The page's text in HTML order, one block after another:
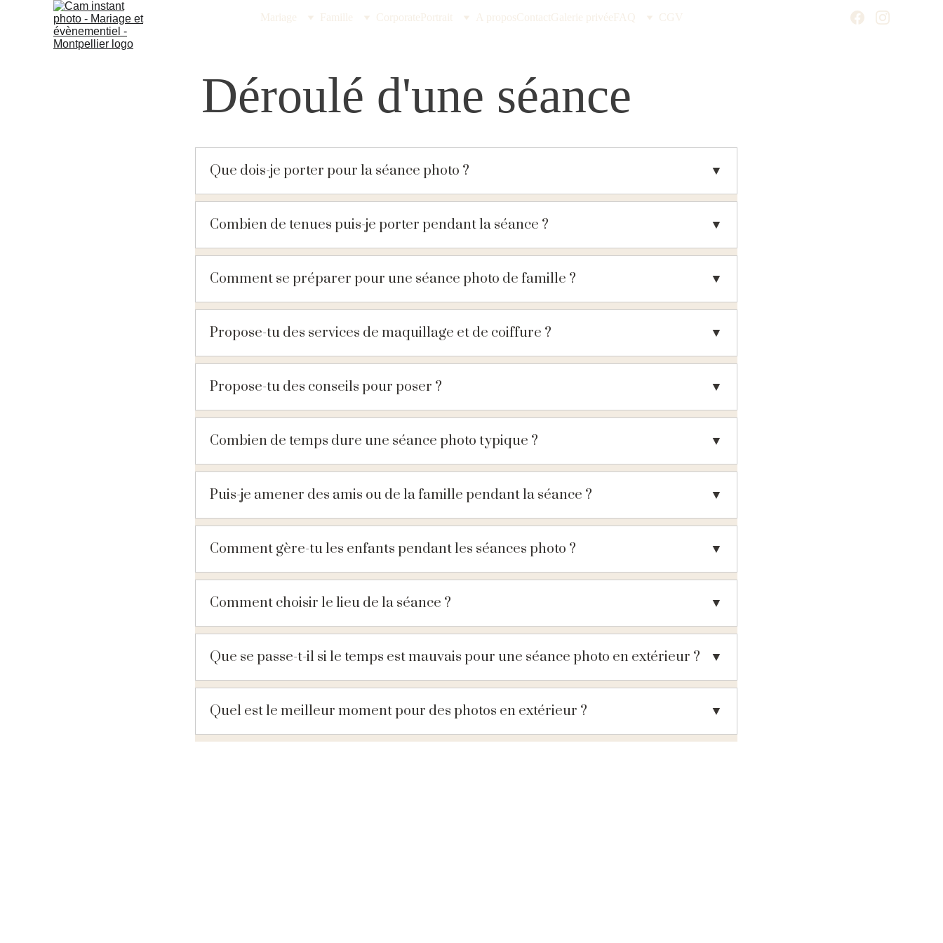
Mariage Famille CorporatePortrait A proposContactGalerie privéeFAQ CGV
Déroulé d'une séance